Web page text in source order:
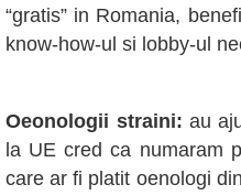
“gratis” in Romania,
know-how-ul si lobby-ul
Oeonologii straini: au
la UE cred ca numaram
care ar fi platit oenologi